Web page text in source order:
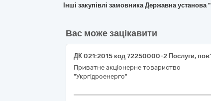
Інші закупівлі замовника Державна
Вас може зацікавити
Приватне акціонерне товариство
"Укргідроенерго"